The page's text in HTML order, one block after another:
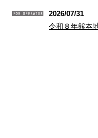
2026/07/31
令和８年熊本